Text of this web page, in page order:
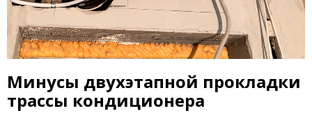
Минусы двухэтапной прокладки
трассы кондиционера